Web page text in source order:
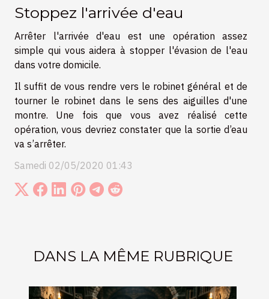
Stoppez l'arrivée d'eau
Arrêter l'arrivée d'eau est une opération assez
simple qui vous aidera à stopper l'évasion de l'eau
dans votre domicile.
Il suffit de vous rendre vers le robinet général et de
tourner le robinet dans le sens des aiguilles d'une
montre. Une fois que vous avez réalisé cette
opération, vous devriez constater que la sortie d’eau
va s’arrêter.
Samedi 02/05/2020 01:43
DANS LA MÊME RUBRIQUE